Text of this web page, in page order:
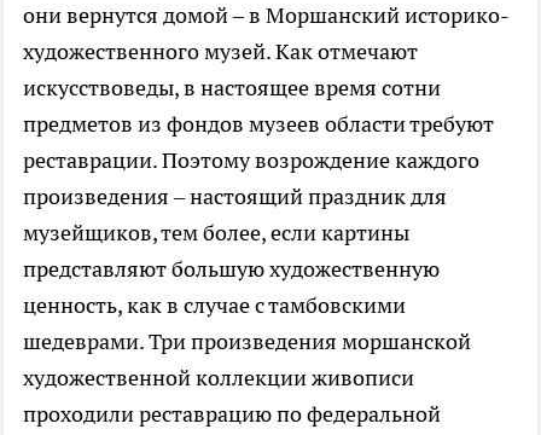
они вернутся домой – в Моршанский историко-
художественного музей. Как отмечают
искусствоведы, в настоящее время сотни
предметов из фондов музеев области требуют
реставрации. Поэтому возрождение каждого
произведения – настоящий праздник для
музейщиков, тем более, если картины
представляют большую художественную
ценность, как в случае с тамбовскими
шедеврами. Три произведения моршанской
художественной коллекции живописи
проходили реставрацию по федеральной